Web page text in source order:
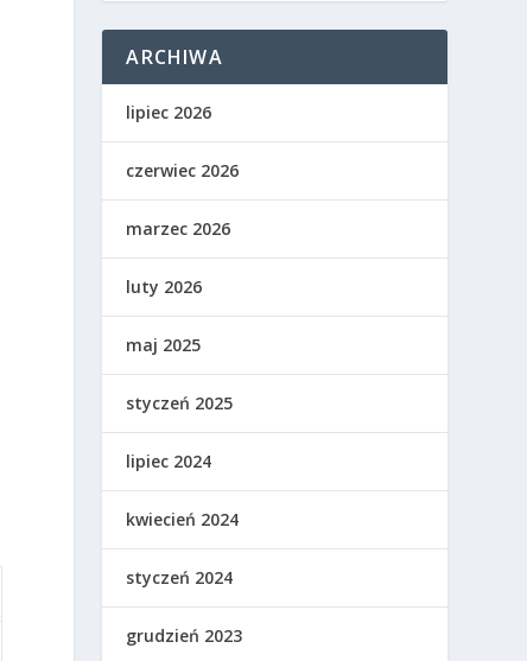
ARCHIWA
lipiec 2026
czerwiec 2026
marzec 2026
luty 2026
maj 2025
styczeń 2025
lipiec 2024
kwiecień 2024
styczeń 2024
grudzień 2023